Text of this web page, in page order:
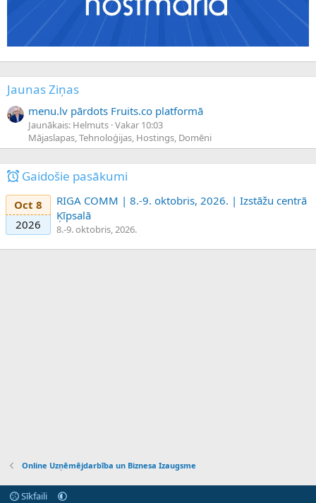
Jaunas Ziņas
menu.lv pārdots Fruits.co platformā
Jaunākais: Helmuts Vakar 10:03
Mājaslapas, Tehnoloģijas, Hostings, Domēni
Gaidošie pasākumi
Oct 8
2026
RIGA COMM | 8.-9. oktobris, 2026. | Izstāžu centrā
Ķīpsalā
8.-9. oktobris, 2026.
Online Uzņēmējdarbība un Biznesa Izaugsme
Sīkfaili